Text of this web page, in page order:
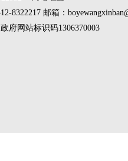
邮箱：
政府网站标识码1306370003